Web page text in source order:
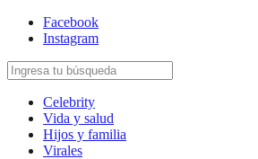
Facebook
Instagram
Celebrity
Vida y salud
Hijos y familia
Virales